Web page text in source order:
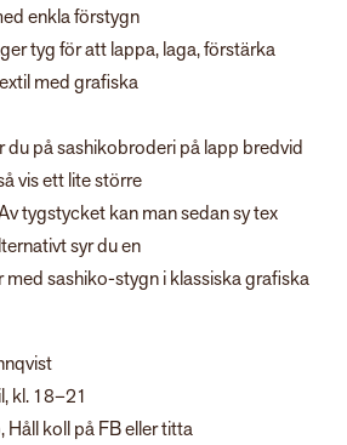
enkla förstygn
tyg för att lappa, laga, förstärka
med grafiska
du på sashikobroderi på lapp bredvid
vis ett lite större
tygstycket kan man sedan sy tex
syr du en
sashiko-stygn i klassiska grafiska
kl. 18–21
Håll koll på FB eller titta